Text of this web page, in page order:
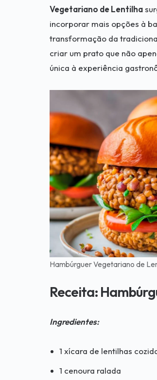
Vegetariano de Lentilha
incorporar mais opções à
transformação da
criar um prato que não
única à experiência
Hambúrguer Vegetariano de
Receita:
Ingredientes:
1 xícara de lentilhas
1 cenoura ralada